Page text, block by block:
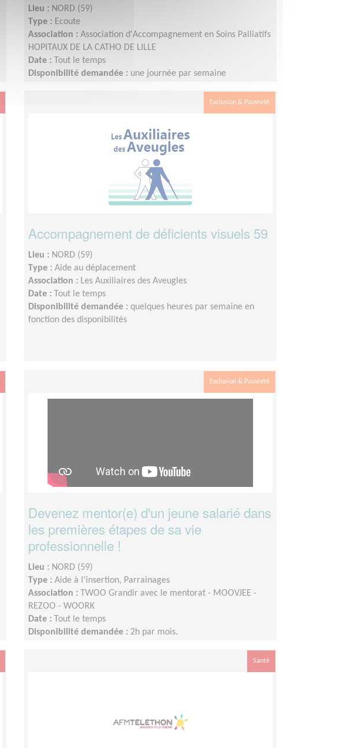
Lieu : NORD (59)
Type : Ecoute
Association : Association d'Accompagnement en Soins Palliatifs
HOPITAUX DE LA CATHO DE LILLE
Date :
Tout le temps
Disponibilité demandée : une journée par semaine
Exclusion & Pauvreté
Accompagnement de déficients visuels 59
Lieu : NORD (59)
Type : Aide au déplacement
Association : Les Auxiliaires des Aveugles
Date :
Tout le temps
Disponibilité demandée : quelques heures par semaine en
fonction des disponibilités
Exclusion & Pauvreté
Devenez mentor(e) d'un jeune salarié dans
les premières étapes de sa vie
professionnelle !
Lieu : NORD (59)
Type : Aide à l'insertion, Parrainages
Association :
TWOO Grandir avec le mentorat - MOOVJEE -
REZOO - WOORK
Date :
Tout le temps
Disponibilité demandée : 2h par mois.
Santé